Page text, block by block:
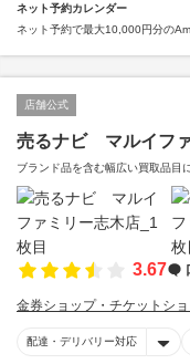
ネット予約カレンダー
ネット予約で最大10,000円分の
店舗公式
売るナビ マルイフ
ブランド品を含む幅広い買取品目
3.67
金券ショップ・チケットシ
配達・デリバリー対応